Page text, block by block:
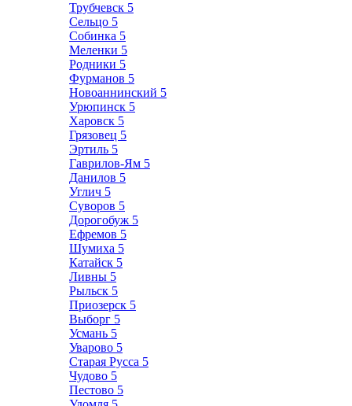
Трубчевск 5
Сельцо 5
Собинка 5
Меленки 5
Родники 5
Фурманов 5
Новоаннинский 5
Урюпинск 5
Харовск 5
Грязовец 5
Эртиль 5
Гаврилов-Ям 5
Данилов 5
Углич 5
Суворов 5
Дорогобуж 5
Ефремов 5
Шумиха 5
Катайск 5
Ливны 5
Рыльск 5
Приозерск 5
Выборг 5
Усмань 5
Уварово 5
Старая Русса 5
Чудово 5
Пестово 5